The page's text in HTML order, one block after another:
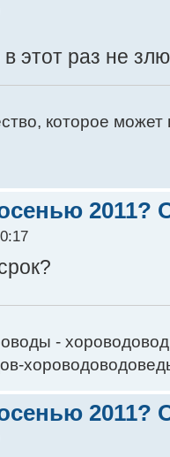
этот раз не
которое
2011?
-
2011?